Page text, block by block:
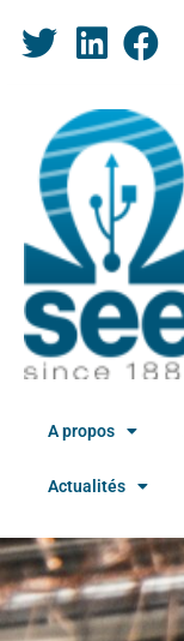
A propos
Actualités